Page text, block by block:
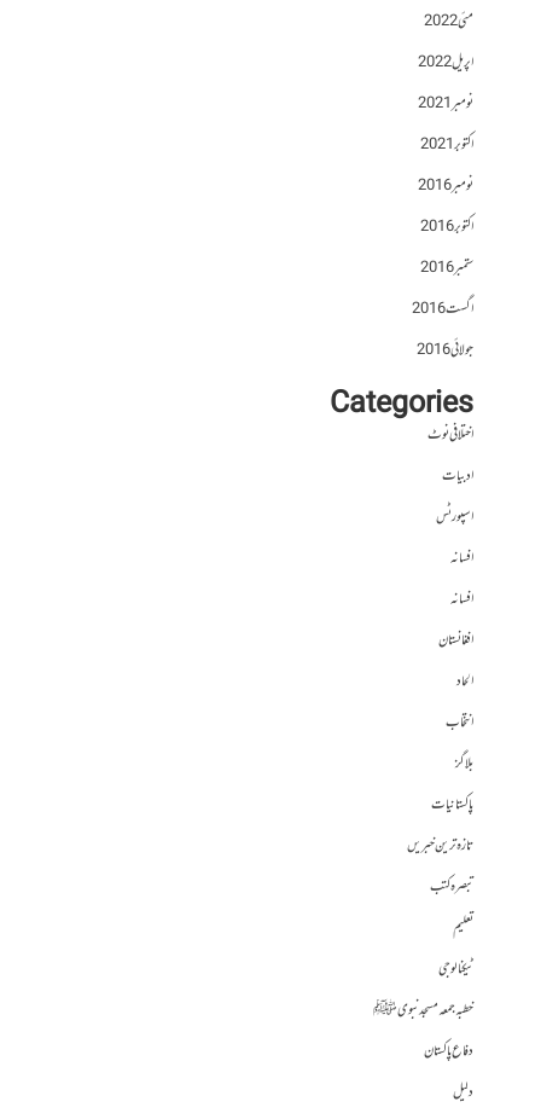
مئی 2022
اپریل 2022
نومبر 2021
اکتوبر 2021
نومبر 2016
اکتوبر 2016
ستمبر 2016
اگست 2016
جولائی 2016
Categories
اختلافی نوٹ
ادبیات
اسپورٹس
افسانہ
افسانہ
افغانستان
الحاد
انتخاب
بلاگز
پاکستانیات
تازہ ترین خبریں
تبصرہ کتب
تعلیم
ٹیکنالوجی
خطبہ جمعہ مسجد نبوی ﷺ
دفاع پاکستان
دلیل